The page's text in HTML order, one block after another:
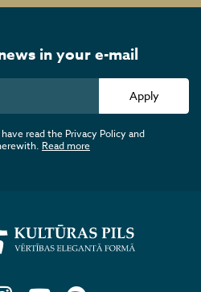
in your e-mail
Apply
read the Privacy Policy and
Read more